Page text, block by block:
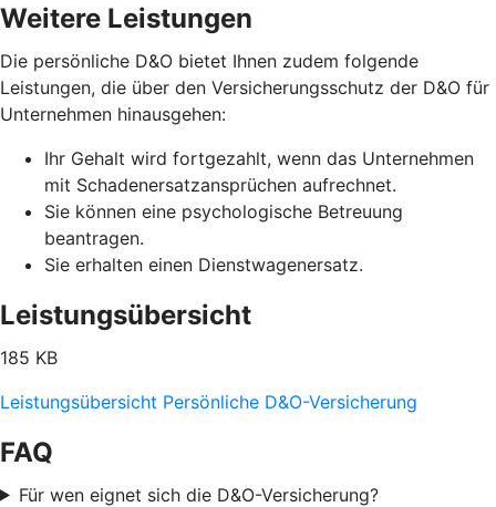
Weitere Leistungen
Die persönliche D&O bietet Ihnen zudem folgende
Leistungen, die über den Versicherungsschutz der D&O für
Unternehmen hinausgehen:
Ihr Gehalt wird fortgezahlt, wenn das Unternehmen
mit Schadenersatzansprüchen aufrechnet.
Sie können eine psychologische Betreuung
beantragen.
Sie erhalten einen Dienstwagenersatz.
Leistungsübersicht
185 KB
Leistungsübersicht Persönliche D&O-Versicherung
FAQ
Für wen eignet sich die D&O-Versicherung?